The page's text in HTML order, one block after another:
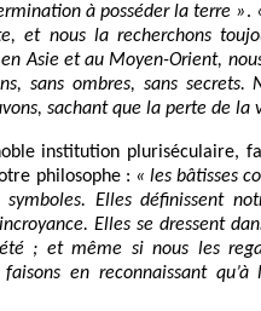
à posséder la terre ».
et nous la recherchons
Asie et au Moyen-Orient,
sans ombres, sans
sachant que la perte de la
institution pluriséculaire,
philosophe : « les bâtisses
symboles. Elles définissent
Elles se dressent
; et même si nous les
en reconnaissant